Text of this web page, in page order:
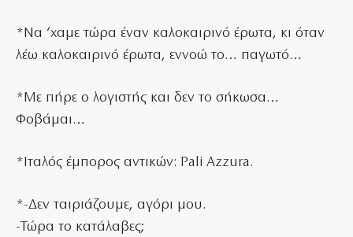
*Να ‘χαμε τώρα έναν καλοκαιρινό έρωτα, κι όταν
λέω καλοκαιρινό έρωτα, εννοώ το… παγωτό…
*Με πήρε ο λογιστής και δεν το σήκωσα…
Φοβάμαι…
*Ιταλός έμπορος αντικών: Pali Azzura.
*-Δεν ταιριάζουμε, αγόρι μου.
-Τώρα το κατάλαβες;